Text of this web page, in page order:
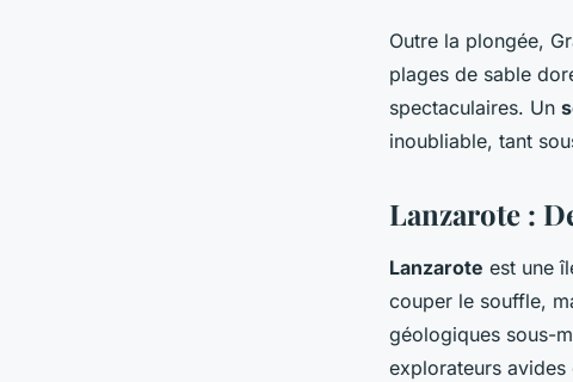
Outre la plongée,
plages de sable
spectaculaires. Un
inoubliable, tant
Lanzarote :
Lanzarote est une
couper le souffle,
géologiques sous-
explorateurs